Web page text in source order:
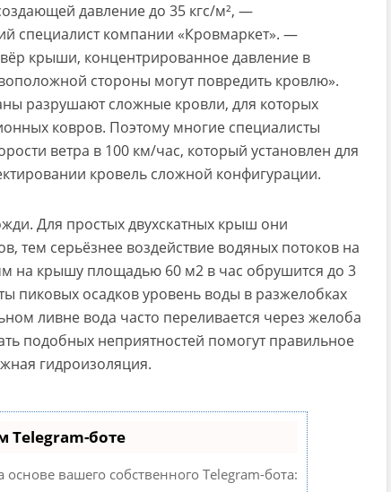
давление до 35 кгс/м², —
специалист компании «Кровмаркет». —
крыши, концентрированное давление в
стороны могут повредить кровлю».
разрушают сложные кровли, для которых
ковров. Поэтому многие специалисты
ветра в 100 км/час, который установлен для
кровель сложной конфигурации.
Для простых двухскатных крыш они
серьёзнее воздействие водяных потоков на
на крышу площадью 60 м2 в час обрушится до 3
пиковых осадков уровень воды в разжелобках
ливне вода часто переливается через желоба
подобных неприятностей помогут правильное
гидроизоляция.
Telegram-боте
вашего собственного Telegram-бота: